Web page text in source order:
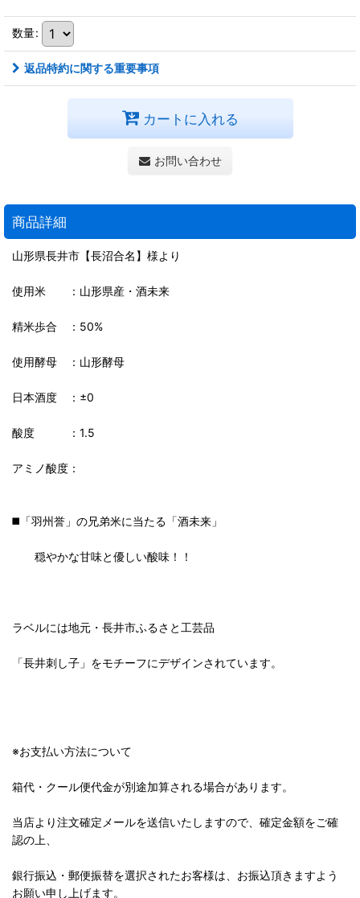
数量:
返品特約に関する重要事項
カートに入れる
お問い合わせ
商品詳細
山形県長井市【長沼合名】様より
使用米 ：山形県産・酒未来
精米歩合 ：50%
使用酵母 ：山形酵母
日本酒度 ：±0
酸度 ：1.5
アミノ酸度：
◼️「羽州誉」の兄弟米に当たる「酒未来」
穏やかな甘味と優しい酸味！！
ラベルには地元・長井市ふるさと工芸品
「長井刺し子」をモチーフにデザインされています。
※お支払い方法について
箱代・クール便代金が別途加算される場合があります。
当店より注文確定メールを送信いたしますので、確定金額をご確
認の上、
銀行振込・郵便振替を選択されたお客様は、お振込頂きますよう
お願い申し上げます。